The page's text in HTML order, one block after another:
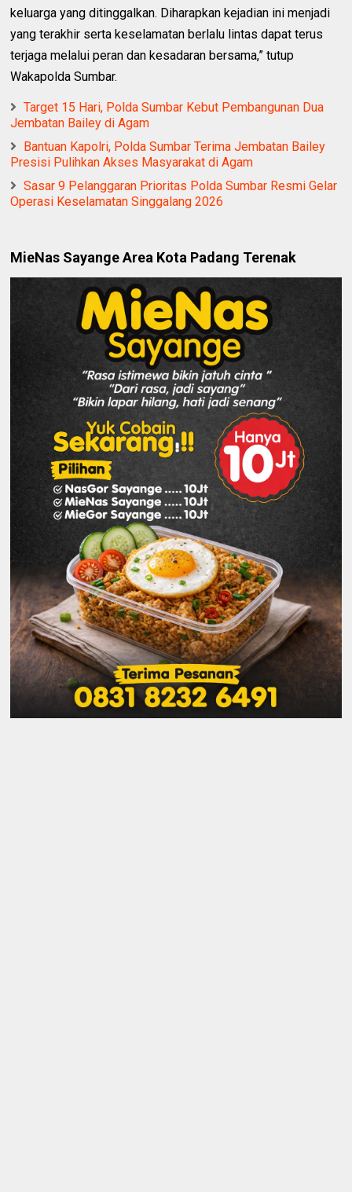
keluarga yang ditinggalkan. Diharapkan kejadian ini menjadi
yang terakhir serta keselamatan berlalu lintas dapat terus
terjaga melalui peran dan kesadaran bersama,” tutup
Wakapolda Sumbar.
Target 15 Hari, Polda Sumbar Kebut Pembangunan Dua
Jembatan Bailey di Agam
Bantuan Kapolri, Polda Sumbar Terima Jembatan Bailey
Presisi Pulihkan Akses Masyarakat di Agam
Sasar 9 Pelanggaran Prioritas Polda Sumbar Resmi Gelar
Operasi Keselamatan Singgalang 2026
MieNas Sayange Area Kota Padang Terenak